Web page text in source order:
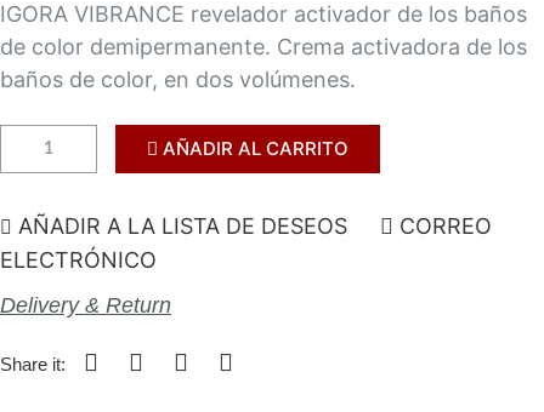
IGORA VIBRANCE revelador activador de los baños
de color demipermanente. Crema activadora de los
baños de color, en dos volúmenes.
AÑADIR AL CARRITO
AÑADIR A LA LISTA DE DESEOS
CORREO
ELECTRÓNICO
Delivery & Return
Share it: